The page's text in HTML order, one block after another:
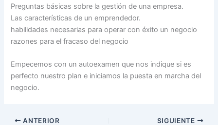
Preguntas básicas sobre la gestión de una empresa.
Las características de un emprendedor.
habilidades necesarias para operar con éxito un negocio
razones para el fracaso del negocio
Empecemos con un autoexamen que nos indique si es
perfecto nuestro plan e iniciamos la puesta en marcha del
negocio.
ANTERIOR SIGUIENTE